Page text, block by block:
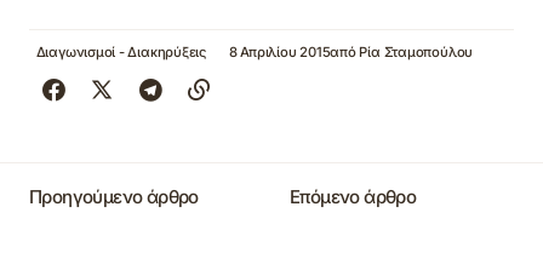
Διαγωνισμοί - Διακηρύξεις 8 Απριλίου 2015από Ρία Σταμοπούλου
Προηγούμενο άρθρο Επόμενο άρθρο